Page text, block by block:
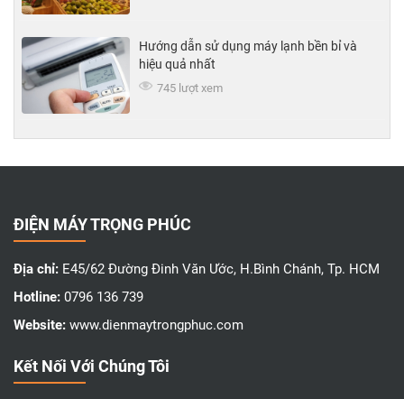
Hướng dẫn sử dụng máy lạnh bền bỉ và
hiệu quả nhất
745 lượt xem
ĐIỆN MÁY TRỌNG PHÚC
Địa chỉ: E45/62 Đường Đinh Văn Ước, H.Bình Chánh, Tp. HCM
Hotline: 0796 136 739
Website: www.dienmaytrongphuc.com
Kết Nối Với Chúng Tôi